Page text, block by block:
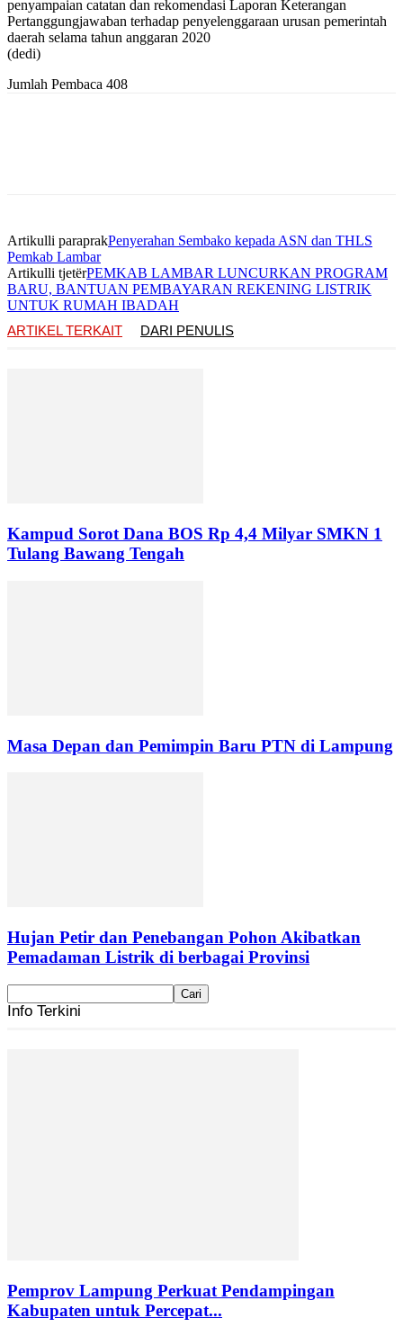
penyampaian catatan dan rekomendasi Laporan Keterangan
Pertanggungjawaban terhadap penyelenggaraan urusan pemerintah
daerah selama tahun anggaran 2020
(dedi)
Jumlah Pembaca 408
Artikulli paraprakPenyerahan Sembako kepada ASN dan THLS
Pemkab Lambar
Artikulli tjetërPEMKAB LAMBAR LUNCURKAN PROGRAM
BARU, BANTUAN PEMBAYARAN REKENING LISTRIK
UNTUK RUMAH IBADAH
ARTIKEL TERKAIT
DARI PENULIS
Kampud Sorot Dana BOS Rp 4,4 Milyar SMKN 1
Tulang Bawang Tengah
Masa Depan dan Pemimpin Baru PTN di Lampung
Hujan Petir dan Penebangan Pohon Akibatkan
Pemadaman Listrik di berbagai Provinsi
Info Terkini
Pemprov Lampung Perkuat Pendampingan
Kabupaten untuk Percepat...